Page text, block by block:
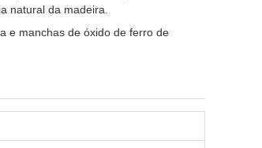
natural da madeira.
e manchas de óxido de ferro de